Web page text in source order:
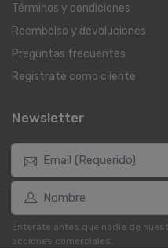
Términos y condiciones
Reembolso y devoluciones
Preguntas frecuentes
Registrate como cliente
Newsletter
Enterate antes que nadie de
acciones comerciales.